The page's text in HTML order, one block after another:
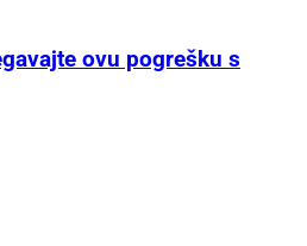
ovu pogrešku s